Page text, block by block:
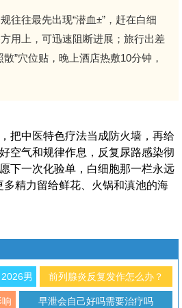
往往最先出现“潜血±”，赶在白细
用上，可迅速阻断进展；旅行出差
”穴位贴，晚上酒店热敷10分钟，
把中医特色疗法当成防火墙，再给
空气和规律作息，反复尿路感染彻
下一次化验单，白细胞那一栏永远
精力留给鲜花、火锅和滇池的海
男
法
前列腺炎反复发作怎么办？
2026年男性科学防治与日常调
早泄会自己好吗需要治疗吗